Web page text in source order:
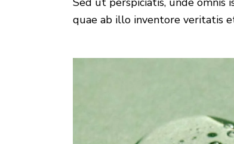
quae ab illo inventore veritatis